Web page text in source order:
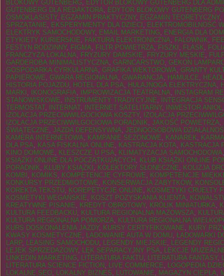
BLOKOWY GUTENBERG, EDYTOR BLOKOWY GUTENBERG DLA
GUTENBERG DLA REDAKTORA, EDYTOR BLOKOWY GUTENBERG
ÓSMOKLASISTY, EGZAMIN PRAKTYCZNY, EGZAMIN TEORETYCZNY,
SPRZĄTANIE, EKSPERYMENTY DLA DZIECI , ELEKTROMOBILNOŚĆ
ELEKTRYK SAMOCHODOWY, EMAIL MARKETING, ENERGIA DLA
ETYKIETY KURIERSKIE, FAKTURA ELEKTRONICZNA, FALOWNIK,
FESTYN RODZINNY, FIGMA, FILTR POWIETRZA, FISZKI , FLASK,
FRANCZYZA LOKALNA, FRYZURY DAMSKIE, FRYZURY MĘSKIE,
GARDEROBA MINIMALISTYCZNA, GARNCARSTWO, GEKON
GOSPODARKA CYRKULARNA, GRAFIKA WEKTOROWA, GRANTY
PAPIEROWE, GWARA REGIONALNA, GWARANCJA, HAMULCE,
HISTORIA POJAZDU, HOTEL DLA PSA, HULAJNOGA ELEKTRYCZNA,
MARKI , IKONOGRAFIA, IMPROWIZACJA TEATRALNA,
INSTAGRAM
STANOWISKOWE, INSTRUMENTY TRADYCYJNE,
INTEGRACJA
TERMOSTAT, INTERNAT, INTERNET SATELITARNY, INWESTOR ANIOŁ
IZOLACJA PRZECIWWILGOCIOWA KOSZTY, IZOLACJA
IZOLACJA PRZECIWWILGOCIOWA PORADNIK, JAKOŚĆ POWIETRZA,
ŚWIĄTECZNE, JAZDA DEFENSYWNA, JEDNOOSOBOWA
KAMERA INTERNETOWA, KAMPANIE SEZONOWE, KANAREK,
DLA PSA, KASA FISKALNA ONLINE, KASTRACJA KOTA, KASTRACJA
KINO DOMOWE, KLESZCZE U PSA, KLIMATYZACJA SAMOCHODOWA
KSIĄŻKI ONLINE DLA POCZĄTKUJĄCYCH , KLUB KSIĄŻKI ONLINE
PORADNIK, KLUBY KSIĄŻKI , KOLEKTORY SŁONECZNE, KOLIZJA
KOMBI , KOMIKS, KOMPETENCJE CYFROWE, KOMPETENCJE
KONKURSY PRZEDMIOTOWE, KONSERWACJA ZABYTKÓW,
KOREKTA TEKSTU, KOREPETYCJE ONLINE, KOSMETYKI CRUELTY
KOSMETYKI WEGAŃSKIE, KOSZT POZYSKANIA KLIENTA,
KREATYWNE PISANIE, KREDYT OBROTOWY, KRÓLIK MINIATURKA,
KULTURA FEEDBACKU, KULTURA REGIONALNA MAZOWSZA,
KULTURA REGIONALNA POMORZA, KULTURA REGIONALNA
KURS DOSKONALENIA JAZDY, KURSY CERTYFIKOWANE, KURY
KWASY KOSMETYCZNE, ŁADOWANIE AUTA W DOMU, ŁADOWARKI
LARP, LEASING SAMOCHODU, LEGENDY MIEJSKIE, LEGENDY
LEJEK SPRZEDAŻOWY, LĘK SEPARACYJNY PSA, LEKCJE
LINKEDIN MARKETING, LITERATURA FAKTU, LITERATURA FANTASY,
LITERATURA SCIENCE FICTION , LIVE COMMERCE, LOGOPEDIA
LOKALNE SEO, LOKALNY BIZNES, LUTOWANIE, MAGAZYN CIEPŁA,